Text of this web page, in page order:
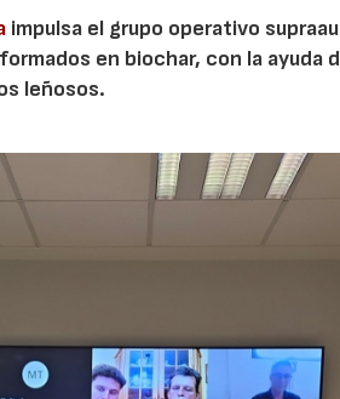
impulsa el grupo operativo
en biochar, con la ayuda
leñosos.